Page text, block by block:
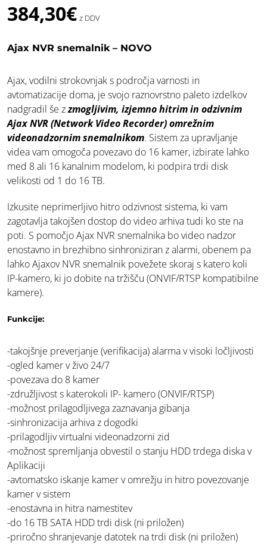
384,30€ z DDV
Ajax NVR snemalnik – NOVO
Ajax, vodilni strokovnjak s področja varnosti in
avtomatizacije doma, je svojo raznovrstno paleto izdelkov
nadgradil še zzmogljivim, izjemno hitrim in odzivnim
Ajax NVR (Network Video Recorder) omrežnim
videonadzornim snemalnikom. Sistem za upravljanje
videa vam omogoča povezavo do 16 kamer, izbirate lahko
med 8 ali 16 kanalnim modelom, ki podpira trdi disk
velikosti od 1 do 16 TB.
Izkusite neprimerljivo hitro odzivnost sistema, ki vam
zagotavlja takojšen dostop do video arhiva tudi ko ste na
poti. S pomočjo Ajax NVR snemalnika bo video nadzor
enostavno in brezhibno sinhroniziran z alarmi, obenem pa
lahko Ajaxov NVR snemalnik povežete skoraj s katero koli
IP-kamero, ki jo dobite na tržišču (ONVIF/RTSP kompatibilne
kamere).
Funkcije:
-takojšnje preverjanje (verifikacija) alarma v visoki ločljivosti
-ogled kamer v živo 24/7
-povezava do 8 kamer
-združljivost s katerokoli IP- kamero (ONVIF/RTSP)
-možnost prilagodljivega zaznavanja gibanja
-sinhronizacija arhiva z dogodki
-prilagodljiv virtualni videonadzorni zid
-možnost spremljanja obvestil o stanju HDD trdega diska v
Aplikaciji
-avtomatsko iskanje kamer v omrežju in hitro povezovanje
kamer v sistem
-enostavna in hitra namestitev
-do 16 TB SATA HDD trdi disk (ni priložen)
-priročno shranjevanje datotek na trdi disk (ni priložen)